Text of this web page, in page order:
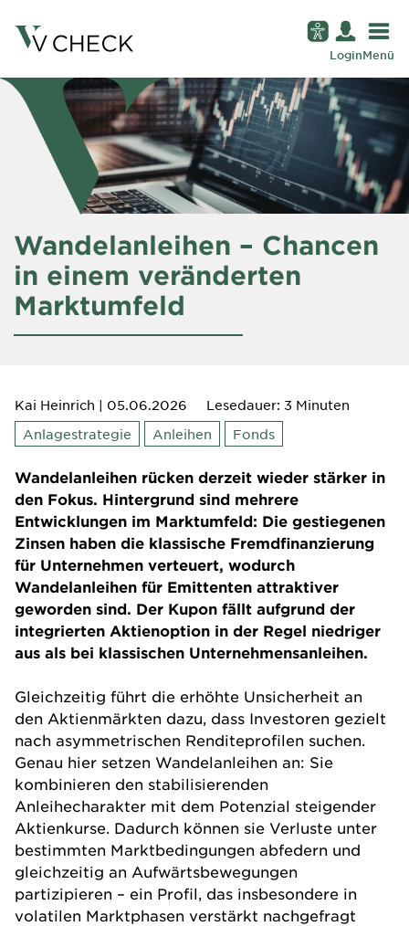
LoginMenü
Wandelanleihen – Chancen
in einem veränderten
Marktumfeld
Kai Heinrich | 05.06.2026
Lesedauer: 3 Minuten
Anlagestrategie
Anleihen Fonds
Wandelanleihen rücken derzeit wieder stärker in
den Fokus. Hintergrund sind mehrere
Entwicklungen im Marktumfeld: Die gestiegenen
Zinsen haben die klassische Fremdfinanzierung
für Unternehmen verteuert, wodurch
Wandelanleihen für Emittenten attraktiver
geworden sind. Der Kupon fällt aufgrund der
integrierten Aktienoption in der Regel niedriger
aus als bei klassischen Unternehmensanleihen.
Gleichzeitig führt die erhöhte Unsicherheit an
den Aktienmärkten dazu, dass Investoren gezielt
nach asymmetrischen Renditeprofilen suchen.
Genau hier setzen Wandelanleihen an: Sie
kombinieren den stabilisierenden
Anleihecharakter mit dem Potenzial steigender
Aktienkurse. Dadurch können sie Verluste unter
bestimmten Marktbedingungen abfedern und
gleichzeitig an Aufwärtsbewegungen
partizipieren – ein Profil, das insbesondere in
volatilen Marktphasen verstärkt nachgefragt